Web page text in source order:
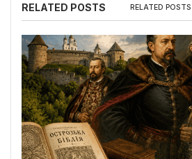
RELATED POSTS RELATED POSTS